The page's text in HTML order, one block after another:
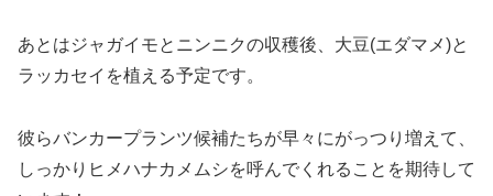
あとはジャガイモとニンニクの収穫後、大豆(エダマメ)と
ラッカセイを植える予定です。
彼らバンカープランツ候補たちが早々にがっつり増えて、
しっかりヒメハナカメムシを呼んでくれることを期待して